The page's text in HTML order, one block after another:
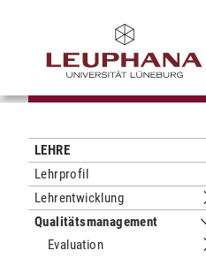
LEHRE
Lehrprofil
Lehrentwicklung
Qualitätsmanagement
Evaluation